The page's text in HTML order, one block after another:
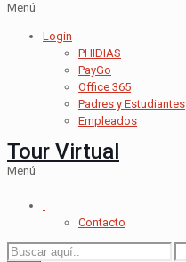
Menú
Login
PHIDIAS
PayGo
Office 365
Padres y Estudiantes
Empleados
Tour Virtual
Menú
.
Contacto